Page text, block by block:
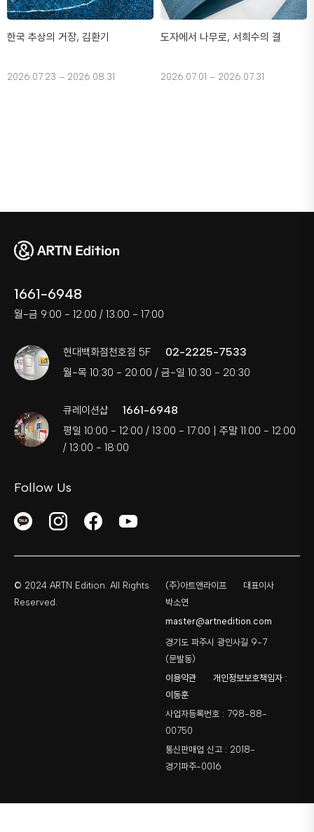
한국 추상의 거장, 김환기
2026.07.23 – 2026.08.31
도자에서 나무로, 서희수의 결
2026.07.01 – 2026.07.31
1661-6948
월-금 9:00 - 12:00 / 13:00 - 17:00
현대백화점천호점 5F 02-2225-7533
월-목 10:30 - 20:00 / 금-일 10:30 - 20:30
큐레이션샵 1661-6948
평일 10:00 - 12:00 / 13:00 - 17:00 | 주말 11:00 - 12:00
/ 13:00 - 18:00
Follow Us
© 2024 ARTN Edition. All Rights
Reserved.
(주)아트앤라이프
대표이사
박소연
master@artnedition.com
경기도 파주시 광인사길 9-7
(문발동)
이용약관
개인정보보호책임자 :
이동훈
사업자등록번호 : 798-88-
00750
통신판매업 신고 : 2018-
경기파주-0016